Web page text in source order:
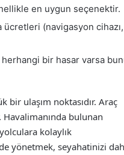
en uygun seçenektir.
(navigasyon cihazı,
bir hasar varsa
ulaşım noktasıdır. Araç
bulunan
kolaylık
yönetmek, seyahatinizi